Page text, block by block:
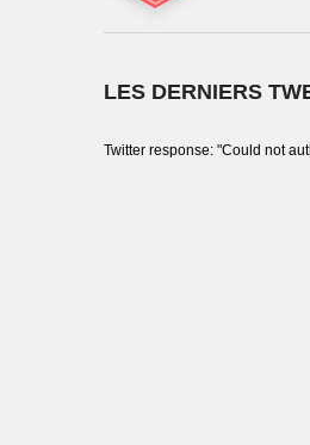
LES DERNIERS
Twitter response: "Could not